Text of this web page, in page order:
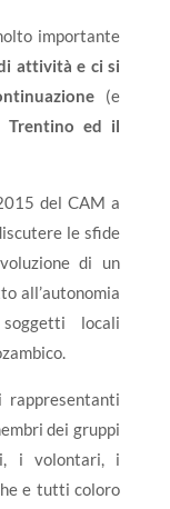
importante
attività e ci si
(e
Trentino ed il
del CAM a
le sfide
di un
all’autonomia
locali
rappresentanti
dei gruppi
i volontari, i
e tutti coloro